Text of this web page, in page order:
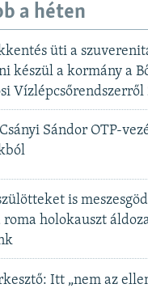
a héten
üti a
készül a kormány a
Vízlépcsőrendszerről
Sándor OTP-
is
roma holokauszt
Itt „nem az